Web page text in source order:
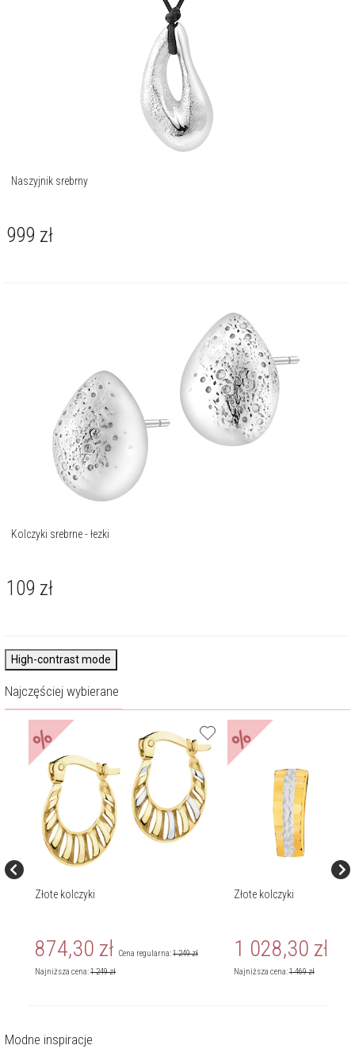
Naszyjnik srebrny
999 zł
Kolczyki srebrne - łezki
109 zł
High-contrast mode
Najczęściej wybierane
%
Złote kolczyki
874,30 zł Cena regularna:1 249zł
Najniższa cena:1 249zł
%
Złote kolczyki
1 028,30 zł
Najniższa cena:1 469zł
Modne inspiracje